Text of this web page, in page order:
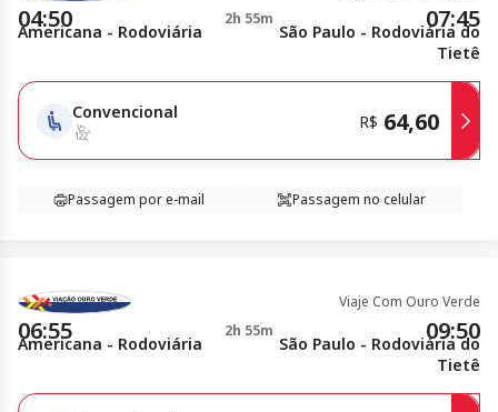
04:50 2h 55m 07:45
Americana - Rodoviária
São Paulo - Rodoviária do
Tietê
Convencional R$ 64,60
Passagem por e-mail Passagem no celular
Viaje Com Ouro Verde
06:55 2h 55m 09:50
Americana - Rodoviária
São Paulo - Rodoviária do
Tietê